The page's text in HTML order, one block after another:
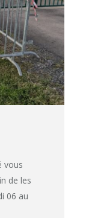
vous
de les
06 au